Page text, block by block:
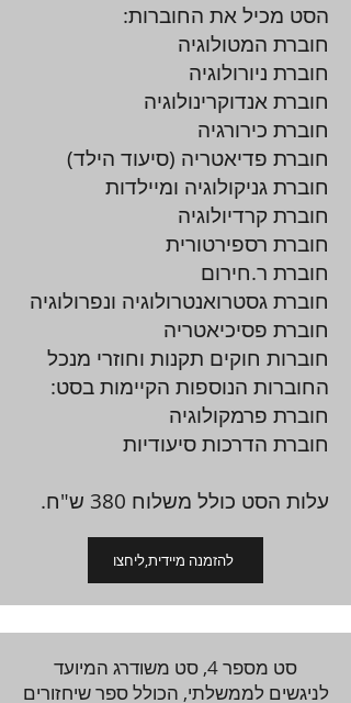
הסט מכיל את החוברות:
חוברת המטולוגיה
חוברת ניורולוגיה
חוברת אנדוקרינולוגיה
חוברת כירורגיה
חוברת פדיאטריה (סיעוד הילד)
חוברת גניקולוגיה ומיילדות
חוברת קרדיולוגיה
חוברת רספירטורית
חוברת ר.חירום
חוברת גסטרואנטרולוגיה ונפרולוגיה
חוברת פסיכיאטריה
חוברות חוקים תקנות וחוזרי מנכל
החוברות הנוספות הקיימות בסט:
חוברת פרמקולוגיה
חוברת הדרכות סיעודיות
עלות הסט כולל משלוח 380 ש"ח.
להזמנה מיידית,ליחצו
סט מספר 4, סט משודרג המיועד
לניגשים לממשלתי, הכולל ספר שיחזורים